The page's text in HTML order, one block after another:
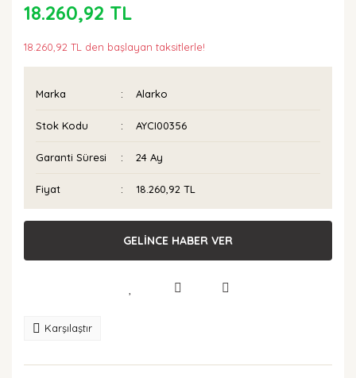
18.260,92 TL
18.260,92 TL den başlayan taksitlerle!
Marka Alarko
Stok Kodu AYCI00356
Garanti Süresi 24 Ay
Fiyat 18.260,92 TL
GELİNCE HABER VER
Karşılaştır